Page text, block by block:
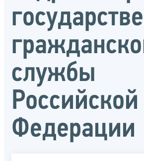
службы
Российской
Федерации